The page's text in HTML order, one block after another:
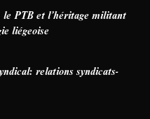
le PTB et l’héritage militant
liégeoise
relations syndicats-